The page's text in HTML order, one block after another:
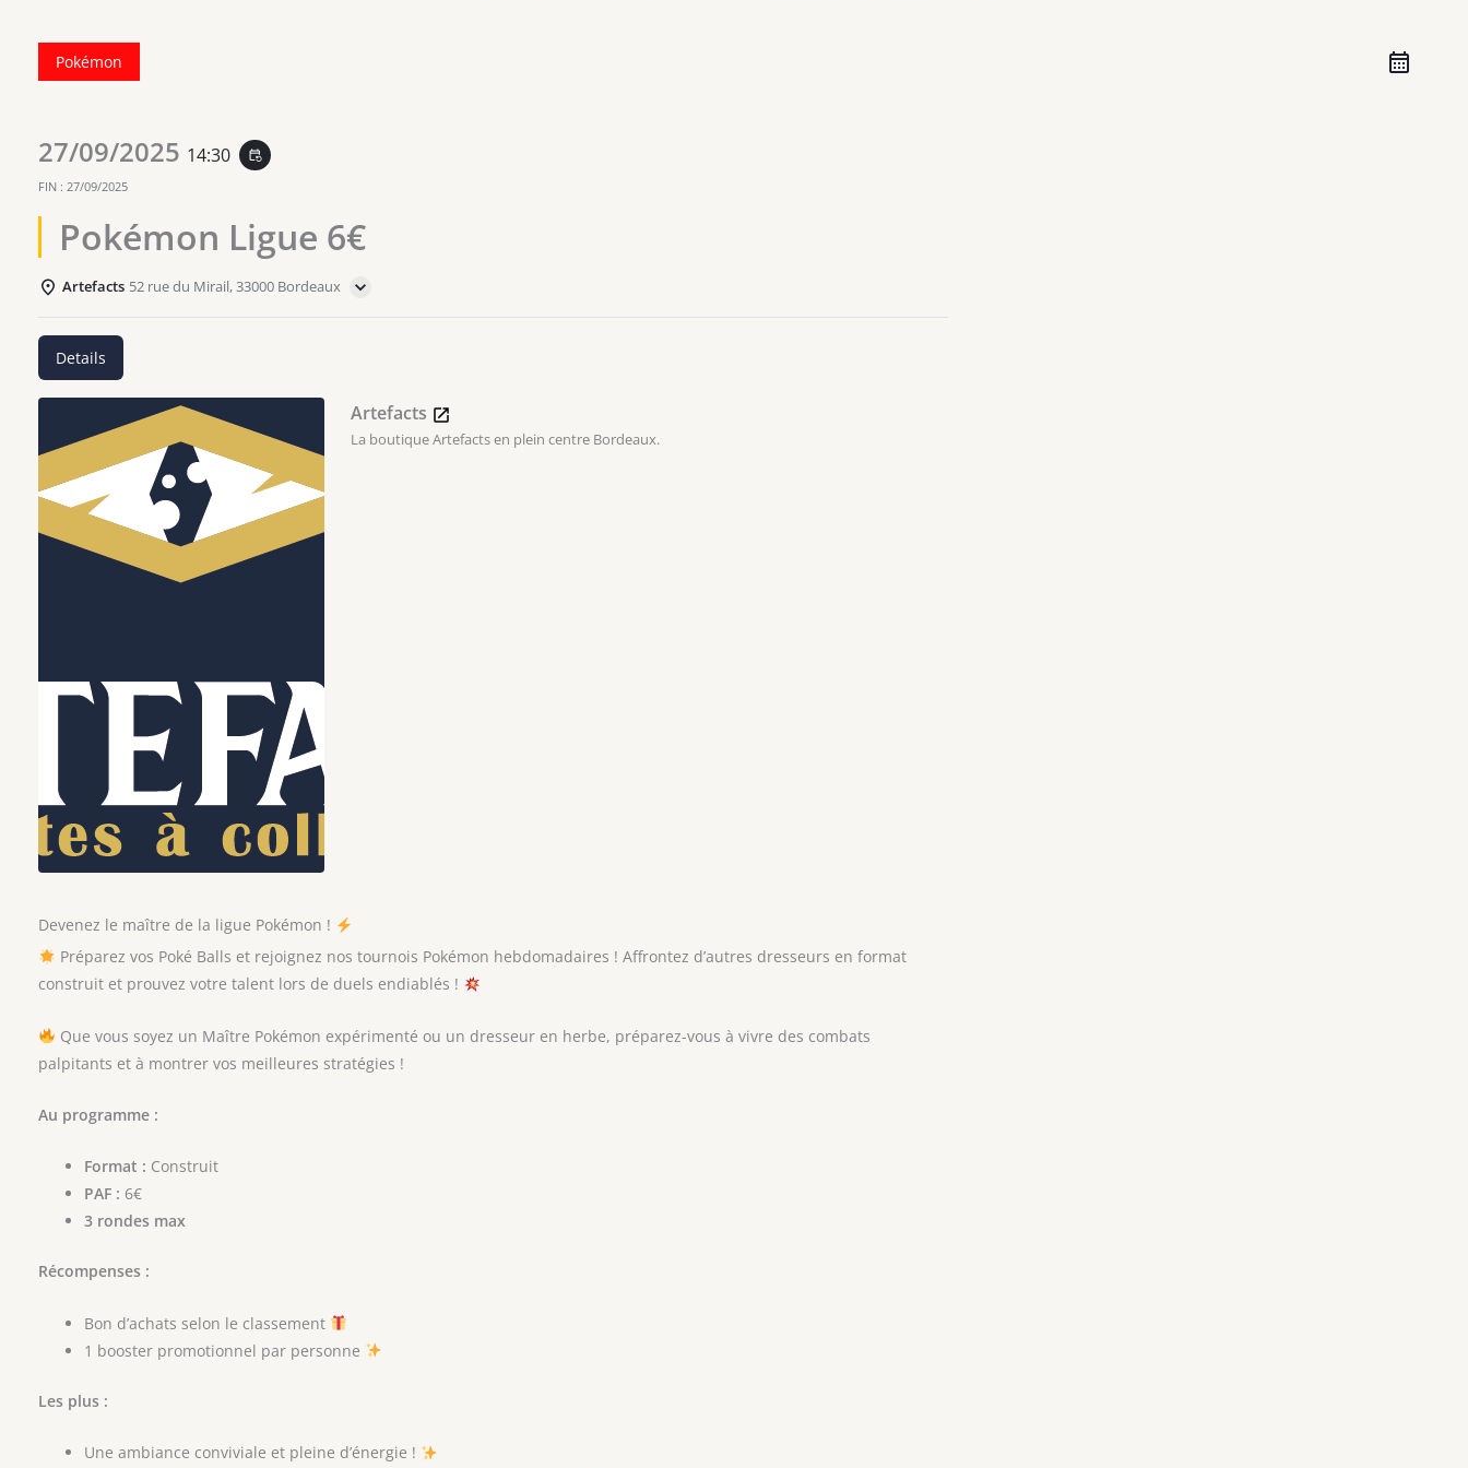
Pokémon
27/09/2025 14:30 event_repeat
FIN : 27/09/2025
Pokémon Ligue 6€
Artefacts 52 rue du Mirail, 33000 Bordeaux
Details
Artefacts
La boutique Artefacts en plein centre Bordeaux.
Devenez le maître de la ligue Pokémon !
Préparez vos Poké Balls et rejoignez nos tournois Pokémon hebdomadaires ! Affrontez d’autres dresseurs en format
construit et prouvez votre talent lors de duels endiablés !
Que vous soyez un Maître Pokémon expérimenté ou un dresseur en herbe, préparez-vous à vivre des combats
palpitants et à montrer vos meilleures stratégies !
Au programme :
Format : Construit
PAF : 6€
3 rondes max
Récompenses :
Bon d’achats selon le classement
1 booster promotionnel par personne
Les plus :
Une ambiance conviviale et pleine d’énergie !